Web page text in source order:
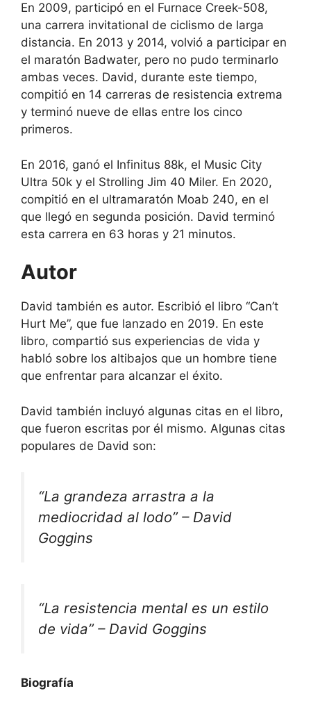
En 2009, participó en el Furnace Creek-508,
una carrera invitational de ciclismo de larga
distancia. En 2013 y 2014, volvió a participar en
el maratón Badwater, pero no pudo terminarlo
ambas veces. David, durante este tiempo,
compitió en 14 carreras de resistencia extrema
y terminó nueve de ellas entre los cinco
primeros.
En 2016, ganó el Infinitus 88k, el Music City
Ultra 50k y el Strolling Jim 40 Miler. En 2020,
compitió en el ultramaratón Moab 240, en el
que llegó en segunda posición. David terminó
esta carrera en 63 horas y 21 minutos.
Autor
David también es autor. Escribió el libro “Can’t
Hurt Me”, que fue lanzado en 2019. En este
libro, compartió sus experiencias de vida y
habló sobre los altibajos que un hombre tiene
que enfrentar para alcanzar el éxito.
David también incluyó algunas citas en el libro,
que fueron escritas por él mismo. Algunas citas
populares de David son:
“La grandeza arrastra a la
mediocridad al lodo” – David
Goggins
“La resistencia mental es un estilo
de vida” – David Goggins
Biografía